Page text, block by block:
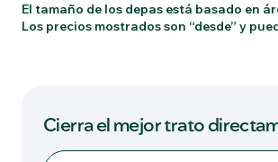
El tamaño de los depas está basado en
Los precios mostrados son “desde” y
Cierra el mejor trato